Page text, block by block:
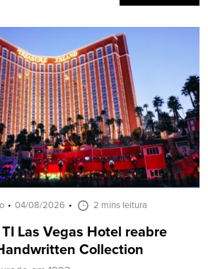
04/08/2026 2 mins leitura
Las Vegas Hotel reabre
Collection